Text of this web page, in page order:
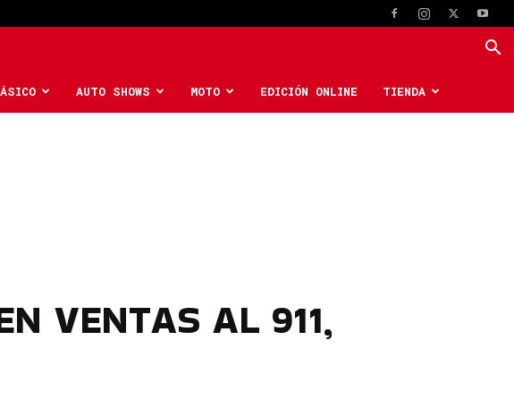
AUTO SHOWS MOTO EDICIÓN ONLINE TIENDA
VENTAS AL 911,